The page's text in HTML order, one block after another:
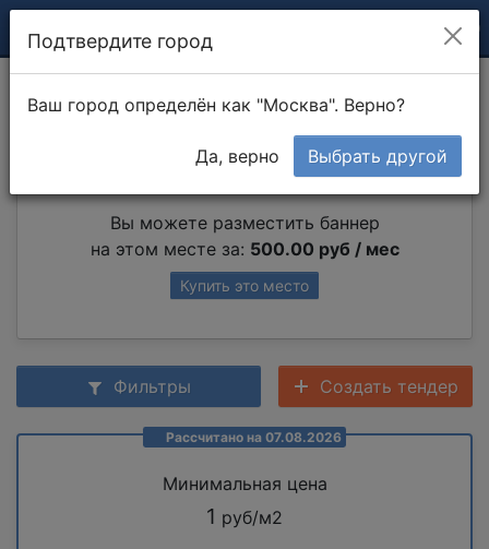
Разборка мебели
Вы можете разместить баннер
на этом месте за: 500.00 руб / мес
Купить это место
Фильтры Создать тендер
Рассчитано на 07.08.2026
Минимальная цена
1 руб/м2
Подтвердите город
Ваш город определён как "Москва". Верно?
Да, верно Выбрать другой